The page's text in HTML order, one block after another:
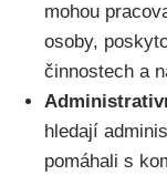
mohou
osoby,
činnostech a
hledají
pomáhali s